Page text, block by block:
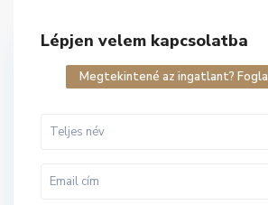
Lépjen velem kapcsolatba
Megtekintené az ingatlant?